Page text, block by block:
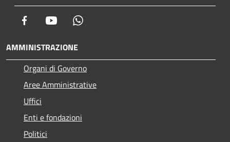
Facebook Youtube
AMMINISTRAZIONE
Organi di Governo
Aree Amministrative
Uffici
Enti e fondazioni
Politici